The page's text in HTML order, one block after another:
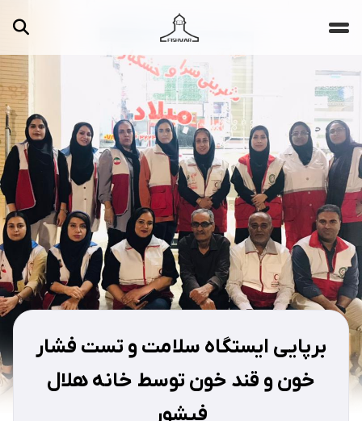
مقالات تصاویر
ویدیوها دسته‌بندی‌ها
جستجو ...
برپایی ایستگاه سلامت و تست فشار
خون و قند خون توسط خانه هلال
فیشور